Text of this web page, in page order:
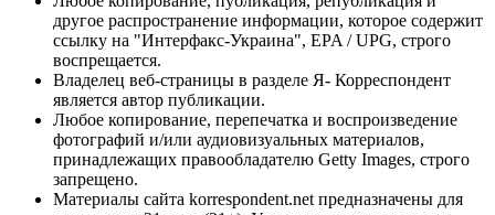
другое распространение информации, которое содержит
ссылку на "Интерфакс-Украина", EPA / UPG, строго
воспрещается.
Владелец веб-страницы в разделе Я- Корреспондент
является автор публикации.
Любое копирование, перепечатка и воспроизведение
фотографий и/или аудиовизуальных материалов,
принадлежащих правообладателю Getty Images, строго
запрещено.
Материалы сайта korrespondent.net предназначены для